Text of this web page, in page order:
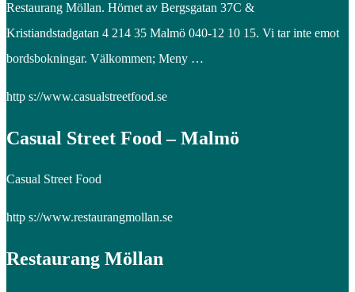
Restaurang Möllan. Hörnet av Bergsgatan 37C &
Kristiandstadgatan 4 214 35 Malmö 040-12 10 15. Vi tar inte emot
bordsbokningar. Välkommen; Meny …
http s://www.casualstreetfood.se
Casual Street Food – Malmö
Casual Street Food
http s://www.restaurangmollan.se
Restaurang Möllan